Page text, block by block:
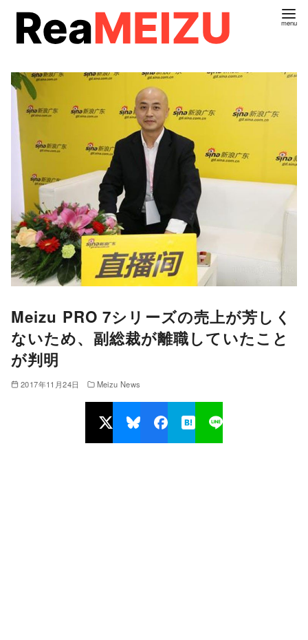
Meizu PRO 7シリーズの売上が芳しく
ないため、副総裁が離職していたこと
が判明
2017年11月24日 Meizu News